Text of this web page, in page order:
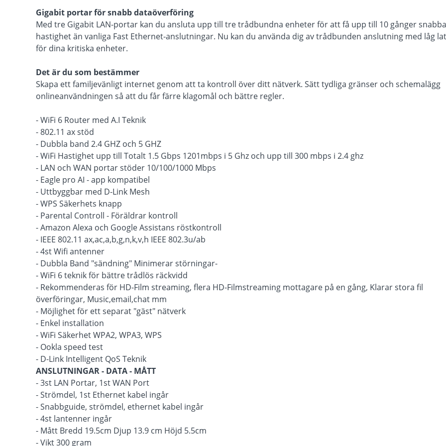
Gigabit portar för snabb dataöverföring
Med tre Gigabit LAN-portar kan du ansluta upp till tre trådbundna enheter för att få upp till 10 gånger
hastighet än vanliga Fast Ethernet-anslutningar. Nu kan du använda dig av trådbunden anslutning med låg
för dina kritiska enheter.
Det är du som bestämmer
Skapa ett familjevänligt internet genom att ta kontroll över ditt nätverk. Sätt tydliga gränser och schemalägg
onlineanvändningen så att du får färre klagomål och bättre regler.
- WiFi 6 Router med A.I Teknik
- 802.11 ax stöd
- Dubbla band 2.4 GHZ och 5 GHZ
- WiFi Hastighet upp till Totalt 1.5 Gbps 1201mbps i 5 Ghz och upp till 300 mbps i 2.4 ghz
- LAN och WAN portar stöder 10/100/1000 Mbps
- Eagle pro AI - app kompatibel
- Uttbyggbar med D-Link Mesh
- WPS Säkerhets knapp
- Parental Controll - Föräldrar kontroll
- Amazon Alexa och Google Assistans röstkontroll
- IEEE 802.11 ax,ac,a,b,g,n,k,v,h IEEE 802.3u/ab
- 4st Wifi antenner
- Dubbla Band "sändning" Minimerar störningar-
- WiFi 6 teknik för bättre trådlös räckvidd
- Rekommenderas för HD-Film streaming, flera HD-Filmstreaming mottagare på en gång, Klarar stora fil
överföringar, Music,email,chat mm
- Möjlighet för ett separat "gäst" nätverk
- Enkel installation
- WiFi Säkerhet WPA2, WPA3, WPS
- Ookla speed test
- D-Link Intelligent QoS Teknik
ANSLUTNINGAR - DATA - MÅTT
- 3st LAN Portar, 1st WAN Port
- Strömdel, 1st Ethernet kabel ingår
- Snabbguide, strömdel, ethernet kabel ingår
- 4st lantenner ingår
- Mått Bredd 19.5cm Djup 13.9 cm Höjd 5.5cm
- Vikt 300 gram